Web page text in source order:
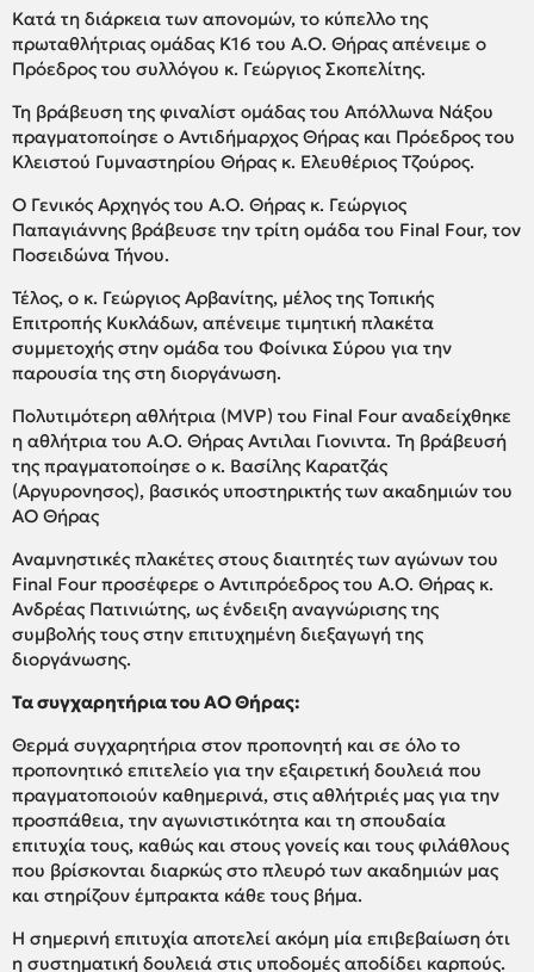
Κατά τη διάρκεια των απονομών, το κύπελλο της
πρωταθλήτριας ομάδας Κ16 του Α.Ο. Θήρας απένειμε ο
Πρόεδρος του συλλόγου κ. Γεώργιος Σκοπελίτης.
Τη βράβευση της φιναλίστ ομάδας του Απόλλωνα Νάξου
πραγματοποίησε ο Αντιδήμαρχος Θήρας και Πρόεδρος του
Κλειστού Γυμναστηρίου Θήρας κ. Ελευθέριος Τζούρος.
Ο Γενικός Αρχηγός του Α.Ο. Θήρας κ. Γεώργιος
Παπαγιάννης βράβευσε την τρίτη ομάδα του Final Four, τον
Ποσειδώνα Τήνου.
Τέλος, ο κ. Γεώργιος Αρβανίτης, μέλος της Τοπικής
Επιτροπής Κυκλάδων, απένειμε τιμητική πλακέτα
συμμετοχής στην ομάδα του Φοίνικα Σύρου για την
παρουσία της στη διοργάνωση.
Πολυτιμότερη αθλήτρια (MVP) του Final Four αναδείχθηκε
η αθλήτρια του Α.Ο. Θήρας Αντιλαι Γιονιντα. Τη βράβευσή
της πραγματοποίησε ο κ. Βασίλης Καρατζάς
(Αργυρονησος), βασικός υποστηρικτής των ακαδημιών του
ΑΟ Θήρας
Αναμνηστικές πλακέτες στους διαιτητές των αγώνων του
Final Four προσέφερε ο Αντιπρόεδρος του Α.Ο. Θήρας κ.
Ανδρέας Πατινιώτης, ως ένδειξη αναγνώρισης της
συμβολής τους στην επιτυχημένη διεξαγωγή της
διοργάνωσης.
Τα συγχαρητήρια του ΑΟ Θήρας:
Θερμά συγχαρητήρια στον προπονητή και σε όλο το
προπονητικό επιτελείο για την εξαιρετική δουλειά που
πραγματοποιούν καθημερινά, στις αθλήτριές μας για την
προσπάθεια, την αγωνιστικότητα και τη σπουδαία
επιτυχία τους, καθώς και στους γονείς και τους φιλάθλους
που βρίσκονται διαρκώς στο πλευρό των ακαδημιών μας
και στηρίζουν έμπρακτα κάθε τους βήμα.
Η σημερινή επιτυχία αποτελεί ακόμη μία επιβεβαίωση ότι
η συστηματική δουλειά στις υποδομές αποδίδει καρπούς.